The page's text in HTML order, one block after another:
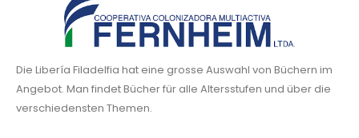
Die Libería Filadelfia hat eine grosse Auswahl von Büchern im
Angebot. Man findet Bücher für alle Altersstufen und über die
verschiedensten Themen.